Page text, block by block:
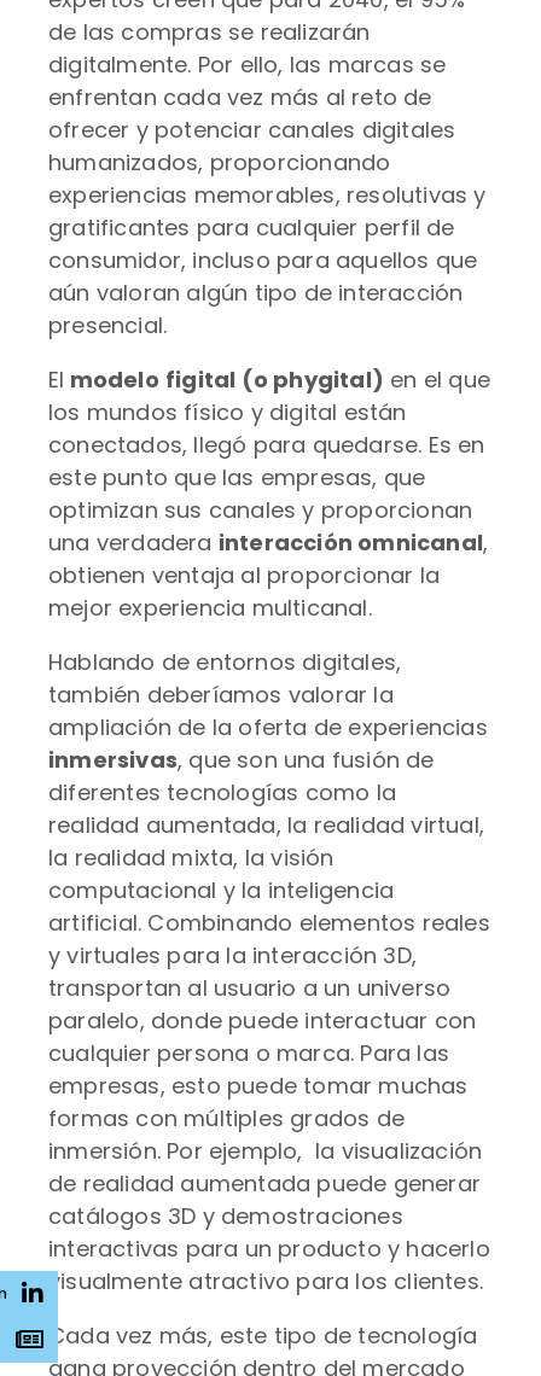
de las compras se realizarán
digitalmente. Por ello, las marcas se
enfrentan cada vez más al reto de
ofrecer y potenciar canales digitales
humanizados, proporcionando
experiencias memorables, resolutivas y
gratificantes para cualquier perfil de
consumidor, incluso para aquellos que
aún valoran algún tipo de interacción
presencial.
El modelo figital (o phygital) en el que
los mundos físico y digital están
conectados, llegó para quedarse. Es en
este punto que las empresas, que
optimizan sus canales y proporcionan
una verdadera interacción omnicanal,
obtienen ventaja al proporcionar la
mejor experiencia multicanal.
Hablando de entornos digitales,
también deberíamos valorar la
ampliación de la oferta de experiencias
inmersivas, que son una fusión de
diferentes tecnologías como la
realidad aumentada, la realidad virtual,
la realidad mixta, la visión
computacional y la inteligencia
artificial. Combinando elementos reales
y virtuales para la interacción 3D,
transportan al usuario a un universo
paralelo, donde puede interactuar con
cualquier persona o marca. Para las
empresas, esto puede tomar muchas
formas con múltiples grados de
inmersión. Por ejemplo, la visualización
de realidad aumentada puede generar
catálogos 3D y demostraciones
interactivas para un producto y hacerlo
visualmente atractivo para los clientes.
Cada vez más, este tipo de tecnología
gana proyección dentro del mercado